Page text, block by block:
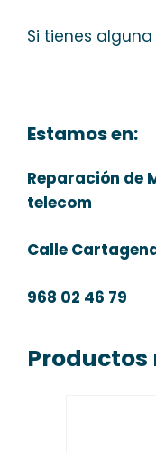
Si tienes
Estamos en:
Reparación de
telecom
Calle
968 02 46 79